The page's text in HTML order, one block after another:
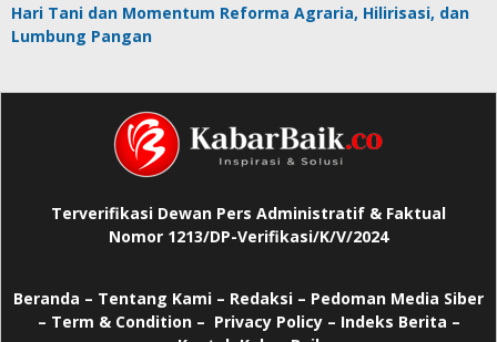
Hari Tani dan Momentum Reforma Agraria, Hilirisasi, dan
Lumbung Pangan
Terverifikasi Dewan Pers Administratif & Faktual
Nomor 1213/DP-Verifikasi/K/V/2024
Beranda – Tentang Kami – Redaksi – Pedoman Media Siber
– Term & Condition – Privacy Policy– Indeks Berita –